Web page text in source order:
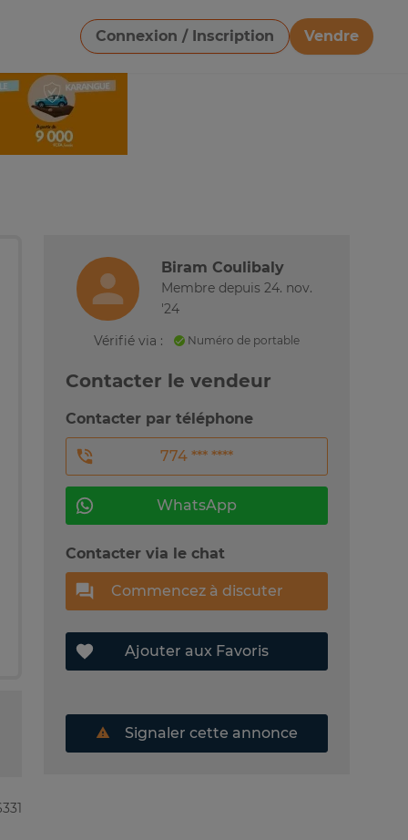
Connexion / Inscription
Vendre
Télécharger une image
Biram Coulibaly
Membre depuis 24. nov.
'24
Vérifié via :
Numéro de portable
Contacter le vendeur
Contacter par téléphone
774 *** ****
WhatsApp
Contacter via le chat
Commencez à discuter
Ajouter aux Favoris
Signaler cette annonce